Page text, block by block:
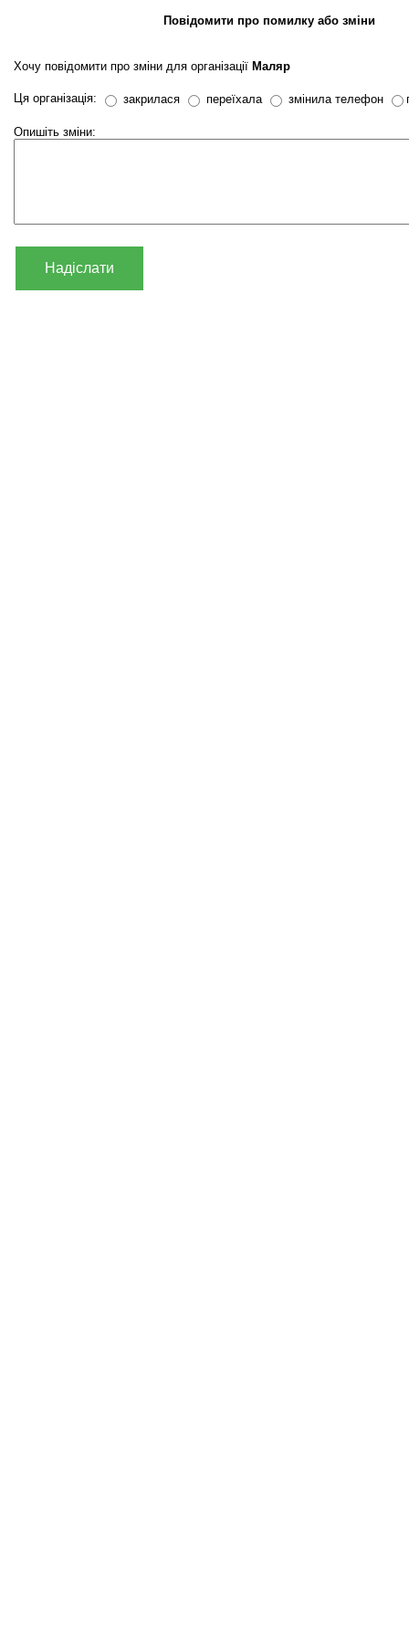
Повідомити про помилку або зміни
Хочу повідомити про зміни для організації Маляр
Ця організація: закрилася переїхала змінила телефон
Опишіть зміни:
Надіслати